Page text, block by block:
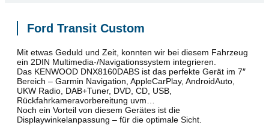
Ford Transit Custom
Mit etwas Geduld und Zeit, konnten wir bei diesem Fahrzeug
ein 2DIN Multimedia-/Navigationssystem integrieren.
Das KENWOOD DNX8160DABS ist das perfekte Gerät im 7″
Bereich – Garmin Navigation, AppleCarPlay, AndroidAuto,
UKW Radio, DAB+Tuner, DVD, CD, USB,
Rückfahrkameravorbereitung uvm…
Noch ein Vorteil von diesem Gerätes ist die
Displaywinkelanpassung – für die optimale Sicht.